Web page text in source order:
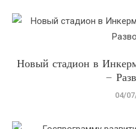
Новый стадион в
–
04/